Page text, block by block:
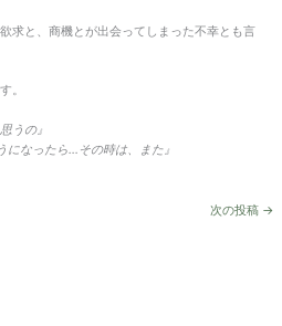
求と、商機とが出会ってしまった不幸とも言
。
うの』
になったら…その時は、また』
次の投稿 →